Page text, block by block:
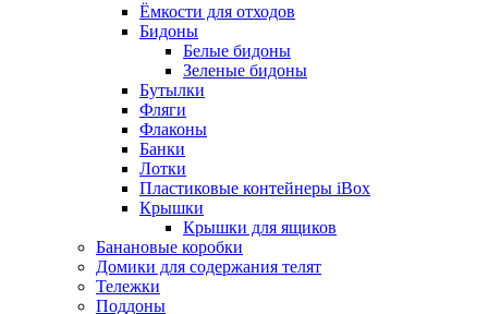
Ёмкости для отходов
Бидоны
Белые бидоны
Зеленые бидоны
Бутылки
Фляги
Флаконы
Банки
Лотки
Пластиковые контейнеры iBox
Крышки
Крышки для ящиков
Банановые коробки
Домики для содержания телят
Тележки
Поддоны